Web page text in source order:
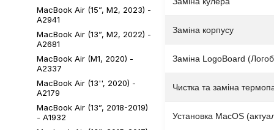
Заміна корпусу
Заміна LogoBoard
Чистка та заміна
Установка MacOS
MacBook Air (15”, M2, 2023) -
A2941
MacBook Air (13”, M2, 2022) -
A2681
MacBook Air (M1, 2020) -
A2337
MacBook Air (13'', 2020) -
A2179
MacBook Air (13”, 2018-2019)
- A1932